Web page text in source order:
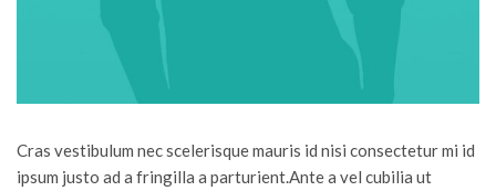
Cras vestibulum nec scelerisque mauris id nisi consectetur mi id
ipsum justo ad a fringilla a parturient.Ante a vel cubilia ut